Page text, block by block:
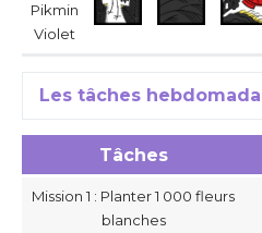
Pikmin
Violet
Les tâches
Tâches
Mission 1 : Planter 1 000 fleurs
blanches